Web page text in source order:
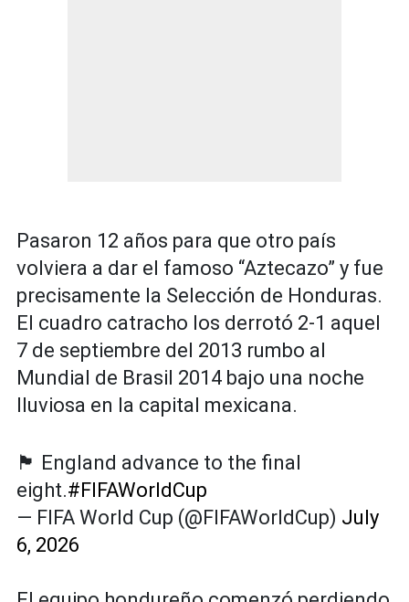
Pasaron 12 años para que otro país
volviera a dar el famoso “Aztecazo” y fue
precisamente la Selección de Honduras.
El cuadro catracho los derrotó 2-1 aquel
7 de septiembre del 2013 rumbo al
Mundial de Brasil 2014 bajo una noche
lluviosa en la capital mexicana.
🏴󠁧󠁢󠁥󠁮󠁧󠁿 England advance to the final
eight.#FIFAWorldCup
— FIFA World Cup (@FIFAWorldCup) July
6, 2026